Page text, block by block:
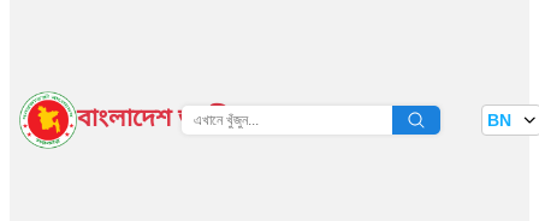
বাংলাদেশ জাতীয় তথ্য বাতায়ন BN